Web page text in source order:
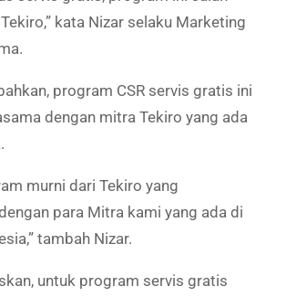
kata Nizar selaku Marketing
program CSR servis gratis ini
dengan mitra Tekiro yang ada
murni dari Tekiro yang
para Mitra kami yang ada di
tambah Nizar.
untuk program servis gratis